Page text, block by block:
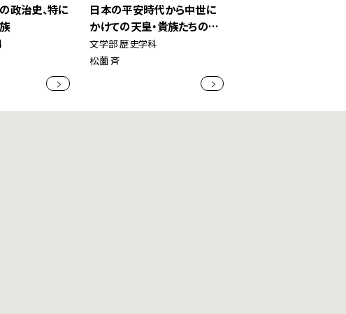
政治史、特に
日本の平安時代から中世に
かけての天皇・貴族たちの社
会・文化
文学部 歴史学科
松薗 斉